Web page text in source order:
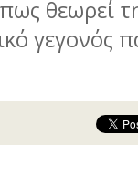
θεωρεί
γεγονός